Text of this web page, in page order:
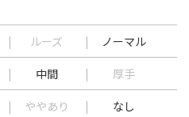
ルーズ ノーマル
中間 厚手
ややあり なし